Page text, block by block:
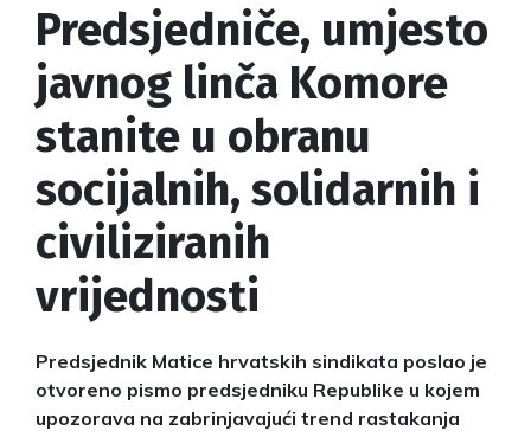
Predsjedniče, umjesto
javnog linča Komore
stanite u obranu
socijalnih, solidarnih i
civiliziranih
vrijednosti
Predsjednik Matice hrvatskih sindikata poslao je
otvoreno pismo predsjedniku Republike u kojem
upozorava na zabrinjavajući trend rastakanja